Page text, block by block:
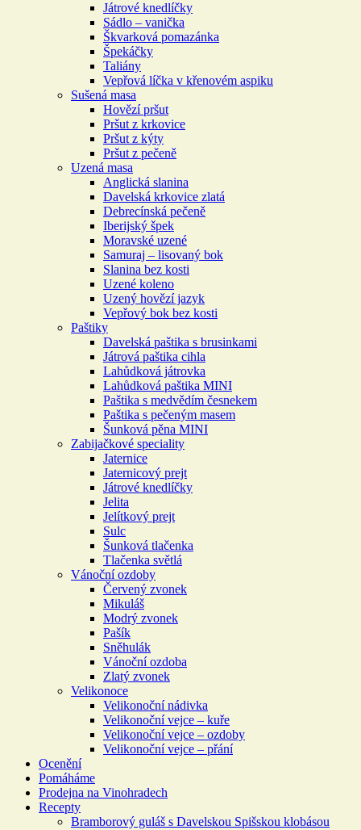
Játrové knedlíčky
Sádlo – vanička
Škvarková pomazánka
Špekáčky
Taliány
Vepřová líčka v křenovém aspiku
Sušená masa
Hovězí pršut
Pršut z krkovice
Pršut z kýty
Pršut z pečeně
Uzená masa
Anglická slanina
Davelská krkovice zlatá
Debrecínská pečeně
Iberijský špek
Moravské uzené
Samuraj – lisovaný bok
Slanina bez kosti
Uzené koleno
Uzený hovězí jazyk
Vepřový bok bez kosti
Paštiky
Davelská paštika s brusinkami
Játrová paštika cihla
Lahůdková játrovka
Lahůdková paštika MINI
Paštika s medvědím česnekem
Paštika s pečeným masem
Šunková pěna MINI
Zabijačkové speciality
Jaternice
Jaternicový prejt
Játrové knedlíčky
Jelita
Jelítkový prejt
Sulc
Šunková tlačenka
Tlačenka světlá
Vánoční ozdoby
Červený zvonek
Mikuláš
Modrý zvonek
Pašík
Sněhulák
Vánoční ozdoba
Zlatý zvonek
Velikonoce
Velikonoční nádivka
Velikonoční vejce – kuře
Velikonoční vejce – ozdoby
Velikonoční vejce – přání
Ocenění
Pomáháme
Prodejna na Vinohradech
Recepty
Bramborový guláš s Davelskou Spišskou klobásou